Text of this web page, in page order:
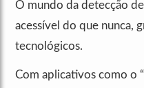
O mundo da detecção
acessível do que nunca,
tecnológicos.
Com aplicativos como o